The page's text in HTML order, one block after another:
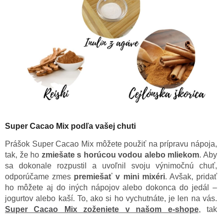
Super Cacao Mix podľa vašej chuti
Prášok Super Cacao Mix môžete použiť na prípravu nápoja,
tak, že ho zmiešate s horúcou vodou alebo mliekom. Aby
sa dokonale rozpustil a uvoľnil svoju výnimočnú chuť,
odporúčame zmes premiešať v mini mixéri. Avšak, pridať
ho môžete aj do iných nápojov alebo dokonca do jedál –
jogurtov alebo kaší. To, ako si ho vychutnáte, je len na vás.
Super Cacao Mix zoženiete v našom e-shope, tak